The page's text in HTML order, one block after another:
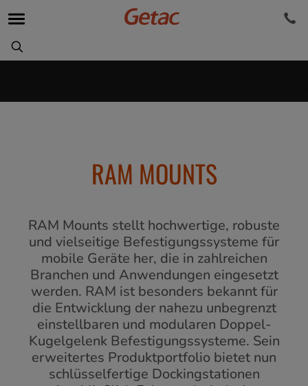
RAM MOUNTS
RAM Mounts stellt hochwertige, robuste
und vielseitige Befestigungssysteme für
mobile Geräte her, die in zahlreichen
Branchen und Anwendungen eingesetzt
werden. RAM ist besonders bekannt für
die Entwicklung der nahezu unbegrenzt
einstellbaren und modularen Doppel-
Kugelgelenk Befestigungssysteme. Sein
erweitertes Produktportfolio bietet nun
schlüsselfertige Dockingstationen